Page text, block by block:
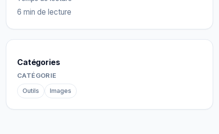
6 min de lecture
Catégories
CATÉGORIE
Outils Images